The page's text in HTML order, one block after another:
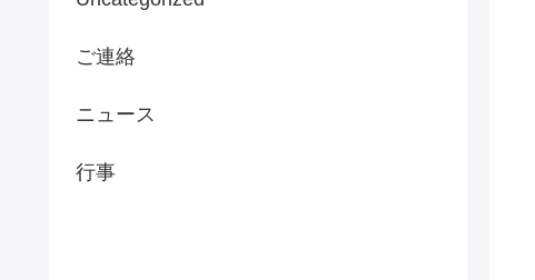
ご連絡
ニュース
行事